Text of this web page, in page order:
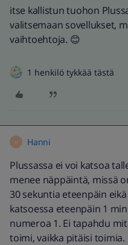
itse kallistun tuohon
valitsemaan sovellukset,
vaihtoehtoja. 😊
1 henkilö tykkää tästä
H Hanni
Plussassa ei voi katsoa
menee näppäintä, missä
30 sekuntia eteenpäin
katsoessa eteenpäin 1
numeroa 1. Ei tapahdu
toimi, vaikka pitäisi